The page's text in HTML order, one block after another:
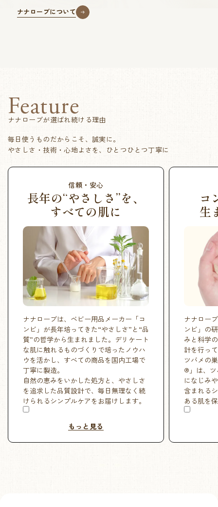
ナナローブについて
Feature
ナナローブが選ばれ続ける理由
毎日使うものだからこそ、誠実に。
やさしさ・技術・心地よさを、ひとつひとつ丁寧に
信頼・安心
長年の“やさしさ”を、
すべての肌に
ナナローブは、ベビー用品メーカー「コ
ンビ」が長年培ってきた“やさしさ”と“品
質”の哲学から生まれました。デリケート
な肌に触れるものづくりで培ったノウハ
ウを活かし、すべての商品を国内工場で
丁寧に製造。
自然の恵みをいかした処方と、やさしさ
を追求した品質設計で、毎日無理なく続
けられるシンプルケアをお届けします。
もっと見る
コ
生
ナナロー
ンビ」の
みと科学
計を行っ
ツバメの
®」は、ツ
になじみ
含まれる
ある肌を